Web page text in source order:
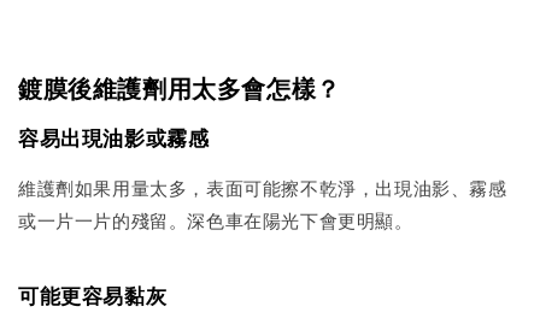
鍍膜後維護劑用太多會怎樣？
容易出現油影或霧感
維護劑如果用量太多，表面可能擦不乾淨，出現油影、霧感
或一片一片的殘留。深色車在陽光下會更明顯。
可能更容易黏灰